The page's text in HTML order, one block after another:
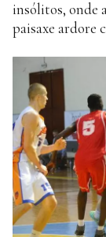
insólitos, onde
paisaxe ardore